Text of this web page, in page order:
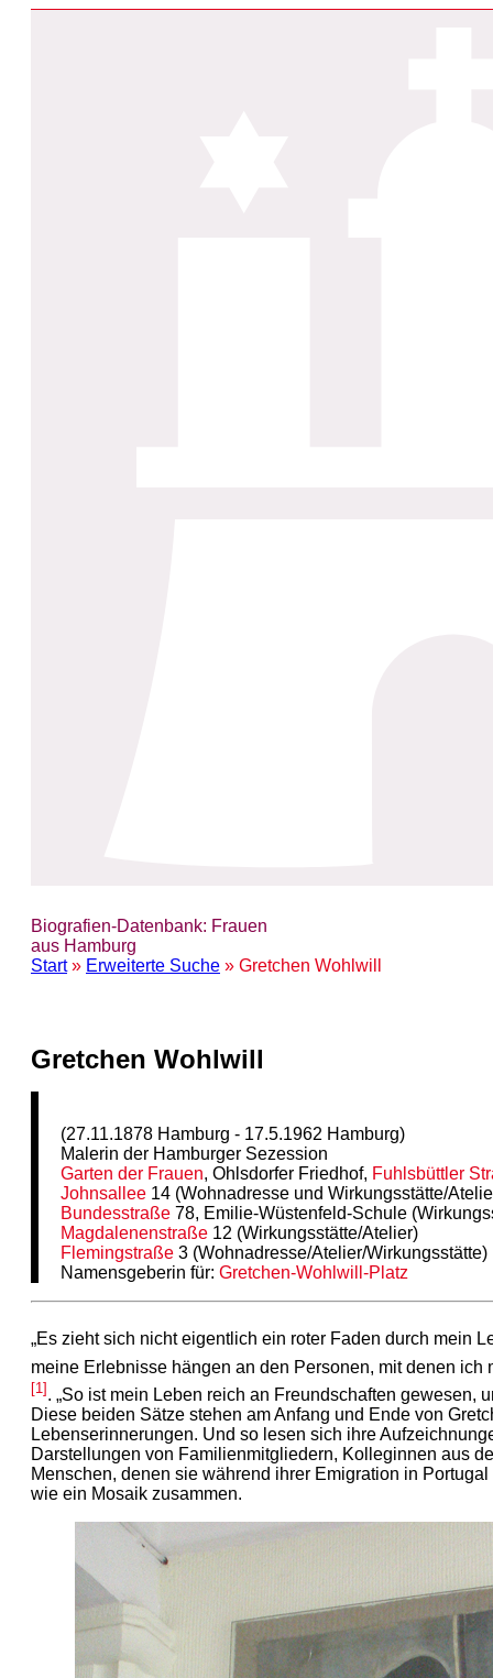
Biografien-Datenbank: Frauen
aus Hamburg
Start» Erweiterte Suche » Gretchen Wohlwill
Gretchen Wohlwill
(27.11.1878 Hamburg - 17.5.1962 Hamburg)
Malerin der Hamburger Sezession
Garten der Frauen, Ohlsdorfer Friedhof, Fuhlsbüttler
Johnsallee 14 (Wohnadresse und Wirkungsstätte/
Bundesstraße 78, Emilie-Wüstenfeld-Schule
Magdalenenstraße 12 (Wirkungsstätte/Atelier)
Flemingstraße 3 (Wohnadresse/Atelier/Wirkungsstätte)
Namensgeberin für:Gretchen-Wohlwill-Platz
„Es zieht sich nicht eigentlich ein roter Faden durch mein
meine Erlebnisse hängen an den Personen, mit denen
[1] . „So ist mein Leben reich an Freundschaften gewesen,
Diese beiden Sätze stehen am Anfang und Ende von
Lebenserinnerungen. Und so lesen sich ihre
Darstellungen von Familienmitgliedern, Kolleginnen aus
Menschen, denen sie während ihrer Emigration in
wie ein Mosaik zusammen.